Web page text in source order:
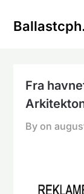
Fra
By on